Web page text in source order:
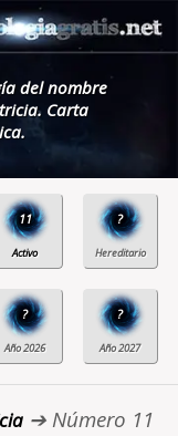
del nombre
Carta
11 ?
? ?
➔ Número 11